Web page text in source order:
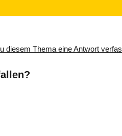
diesem Thema eine Antwort